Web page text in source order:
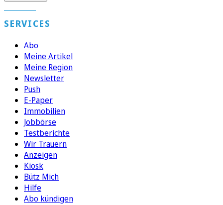
SERVICES
Abo
Meine Artikel
Meine Region
Newsletter
Push
E-Paper
Immobilien
Jobbörse
Testberichte
Wir Trauern
Anzeigen
Kiosk
Bütz Mich
Hilfe
Abo kündigen